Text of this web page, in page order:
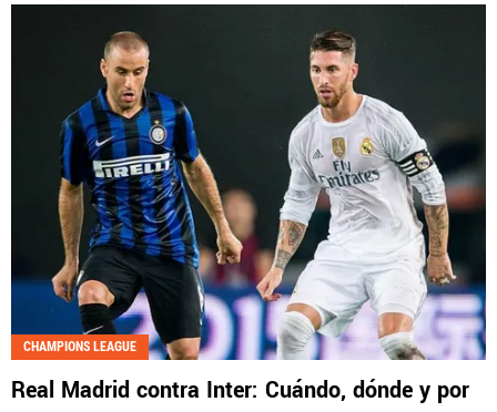
CHAMPIONS LEAGUE
Real Madrid contra Inter: Cuándo, dónde y por